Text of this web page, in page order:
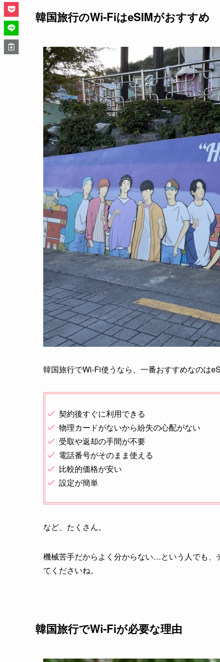
韓国旅行のWi-FiはeSIMがおすすめ
韓国旅行でWi-Fi使うなら、一番おすすめなのは
契約後すぐに利用できる
物理カードがないから紛失の心配がない
受取や返却の手間が不要
電話番号がそのまま使える
比較的価格が安い
設定が簡単
など、たくさん。
機械苦手だからよく分からない…という人でも
てくださいね。
韓国旅行でWi-Fiが必要な理由